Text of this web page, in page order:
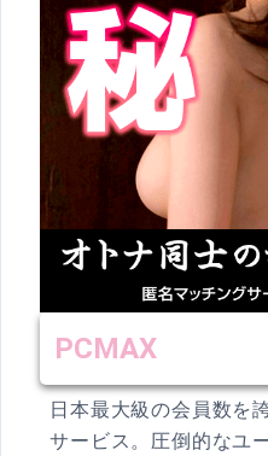
PCMAX
日本最大級の会員数を
サービス。圧倒的なユ